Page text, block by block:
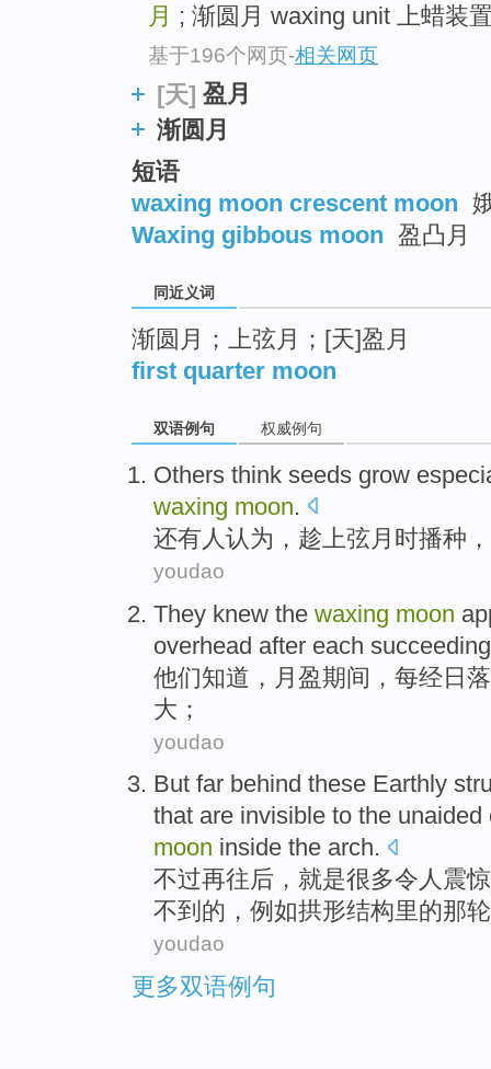
月 ; 渐圆月 waxing unit 上蜡装
基于196个网页-相关网页
[天] 盈月
渐圆月
短语
waxing moon crescent moon
Waxing gibbous moon 盈凸月
同近义词
渐圆月；上弦月；[天]盈月
first quarter moon
双语例句 权威例句
Others think seeds grow
waxing moon.
还有人 认为 ，趁 上弦月 时播种
youdao
They knew the waxing moon
overhead after each
他们知道 ， 月盈期间 ， 每经日落
大；
youdao
But far behind these Earthly
that are invisible to the unaided
moon inside the arch.
不过再往后 ， 就是很多令人震
不到 的 ， 例如拱形结构里的那轮
youdao
更多双语例句